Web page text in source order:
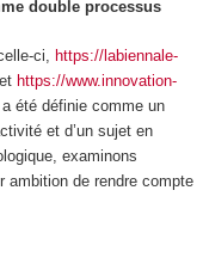
double processus
ci, https://labiennale-
https://www.innovation-
a été définie comme un
et d’un sujet en
examinons
ambition de rendre compte